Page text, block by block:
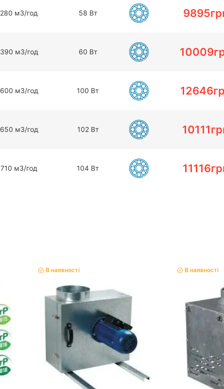
280 мЗ/год 58 Вт 9895
390 мЗ/год 60 Вт 10009
600 мЗ/год 100 Вт 12646
650 мЗ/год 102 Вт 10111
710 мЗ/год 104 Вт 11116
В наявності В наявності